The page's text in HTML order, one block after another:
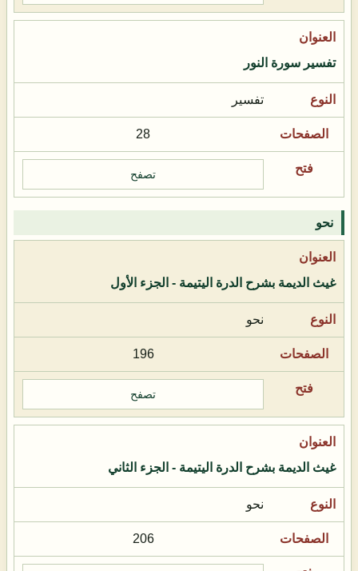
تفسير سورة النور
تفسير
28
تصفح
نحو
غيث الديمة بشرح الدرة اليتيمة - الجزء الأول
نحو
196
تصفح
غيث الديمة بشرح الدرة اليتيمة - الجزء الثاني
نحو
206